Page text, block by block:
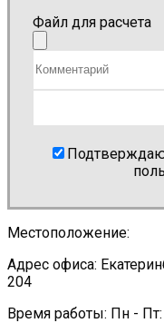
Файл для расчета
Подтверждаю
Местоположение:
Адрес офиса:
204
Время работы: Пн - Пт: